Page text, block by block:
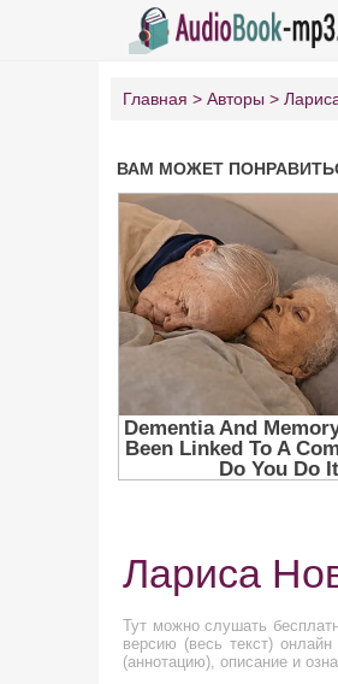
Главная Авторы
Лариса
Тут можно слушать
версию (весь текст)
(аннотацию), описание и